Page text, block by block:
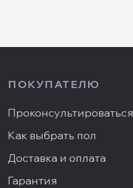
ПОКУПАТЕЛЮ
Проконсультироваться
Как выбрать пол
Доставка и оплата
Гарантия